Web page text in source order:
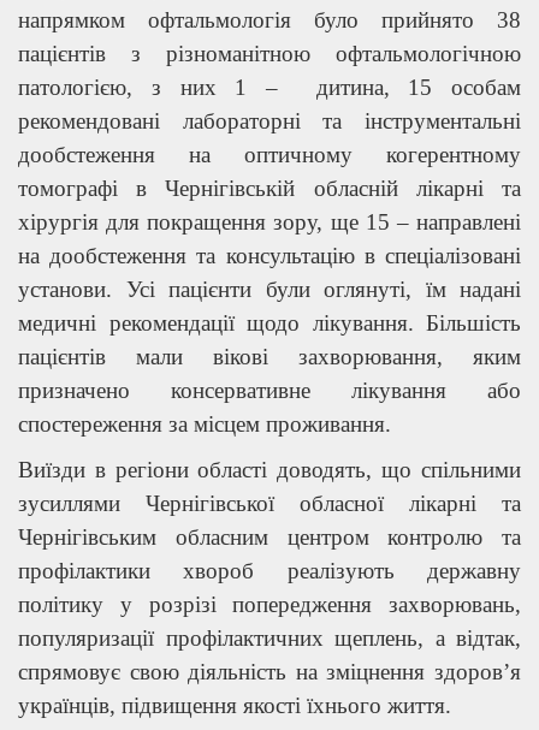
напрямком офтальмологія було прийнято 38
пацієнтів з різноманітною офтальмологічною
патологією, з них 1 – дитина, 15 особам
рекомендовані лабораторні та інструментальні
дообстеження на оптичному когерентному
томографі в Чернігівській обласній лікарні та
хірургія для покращення зору, ще 15 – направлені
на дообстеження та консультацію в спеціалізовані
установи. Усі пацієнти були оглянуті, їм надані
медичні рекомендації щодо лікування. Більшість
пацієнтів мали вікові захворювання, яким
призначено консервативне лікування або
спостереження за місцем проживання.
Виїзди в регіони області доводять, що спільними
зусиллями Чернігівської обласної лікарні та
Чернігівським обласним центром контролю та
профілактики хвороб реалізують державну
політику у розрізі попередження захворювань,
популяризації профілактичних щеплень, а відтак,
спрямовує свою діяльність на зміцнення здоров’я
українців, підвищення якості їхнього життя.